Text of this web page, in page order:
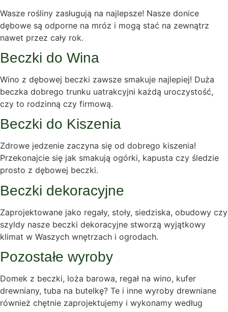
Wasze rośliny zasługują na najlepsze! Nasze donice
dębowe są odporne na mróz i mogą stać na zewnątrz
nawet przez cały rok.
Beczki do Wina
Wino z dębowej beczki zawsze smakuje najlepiej! Duża
beczka dobrego trunku uatrakcyjni każdą uroczystość,
czy to rodzinną czy firmową.
Beczki do Kiszenia
Zdrowe jedzenie zaczyna się od dobrego kiszenia!
Przekonajcie się jak smakują ogórki, kapusta czy śledzie
prosto z dębowej beczki.
Beczki dekoracyjne
Zaprojektowane jako regały, stoły, siedziska, obudowy czy
szyldy nasze beczki dekoracyjne stworzą wyjątkowy
klimat w Waszych wnętrzach i ogrodach.
Pozostałe wyroby
Domek z beczki, loża barowa, regał na wino, kufer
drewniany, tuba na butelkę? Te i inne wyroby drewniane
również chętnie zaprojektujemy i wykonamy według